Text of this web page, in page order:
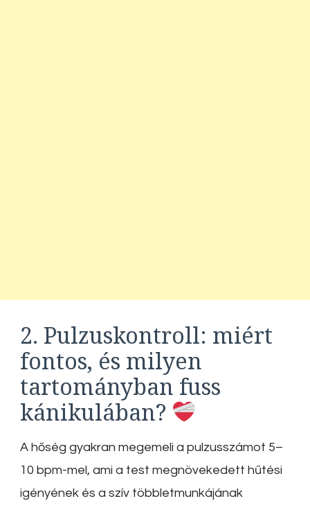
2. Pulzuskontroll: miért
fontos, és milyen
tartományban fuss
kánikulában?
A hőség gyakran megemeli a pulzusszámot 5–
10 bpm-mel, ami a test megnövekedett hűtési
igényének és a szív többletmunkájának